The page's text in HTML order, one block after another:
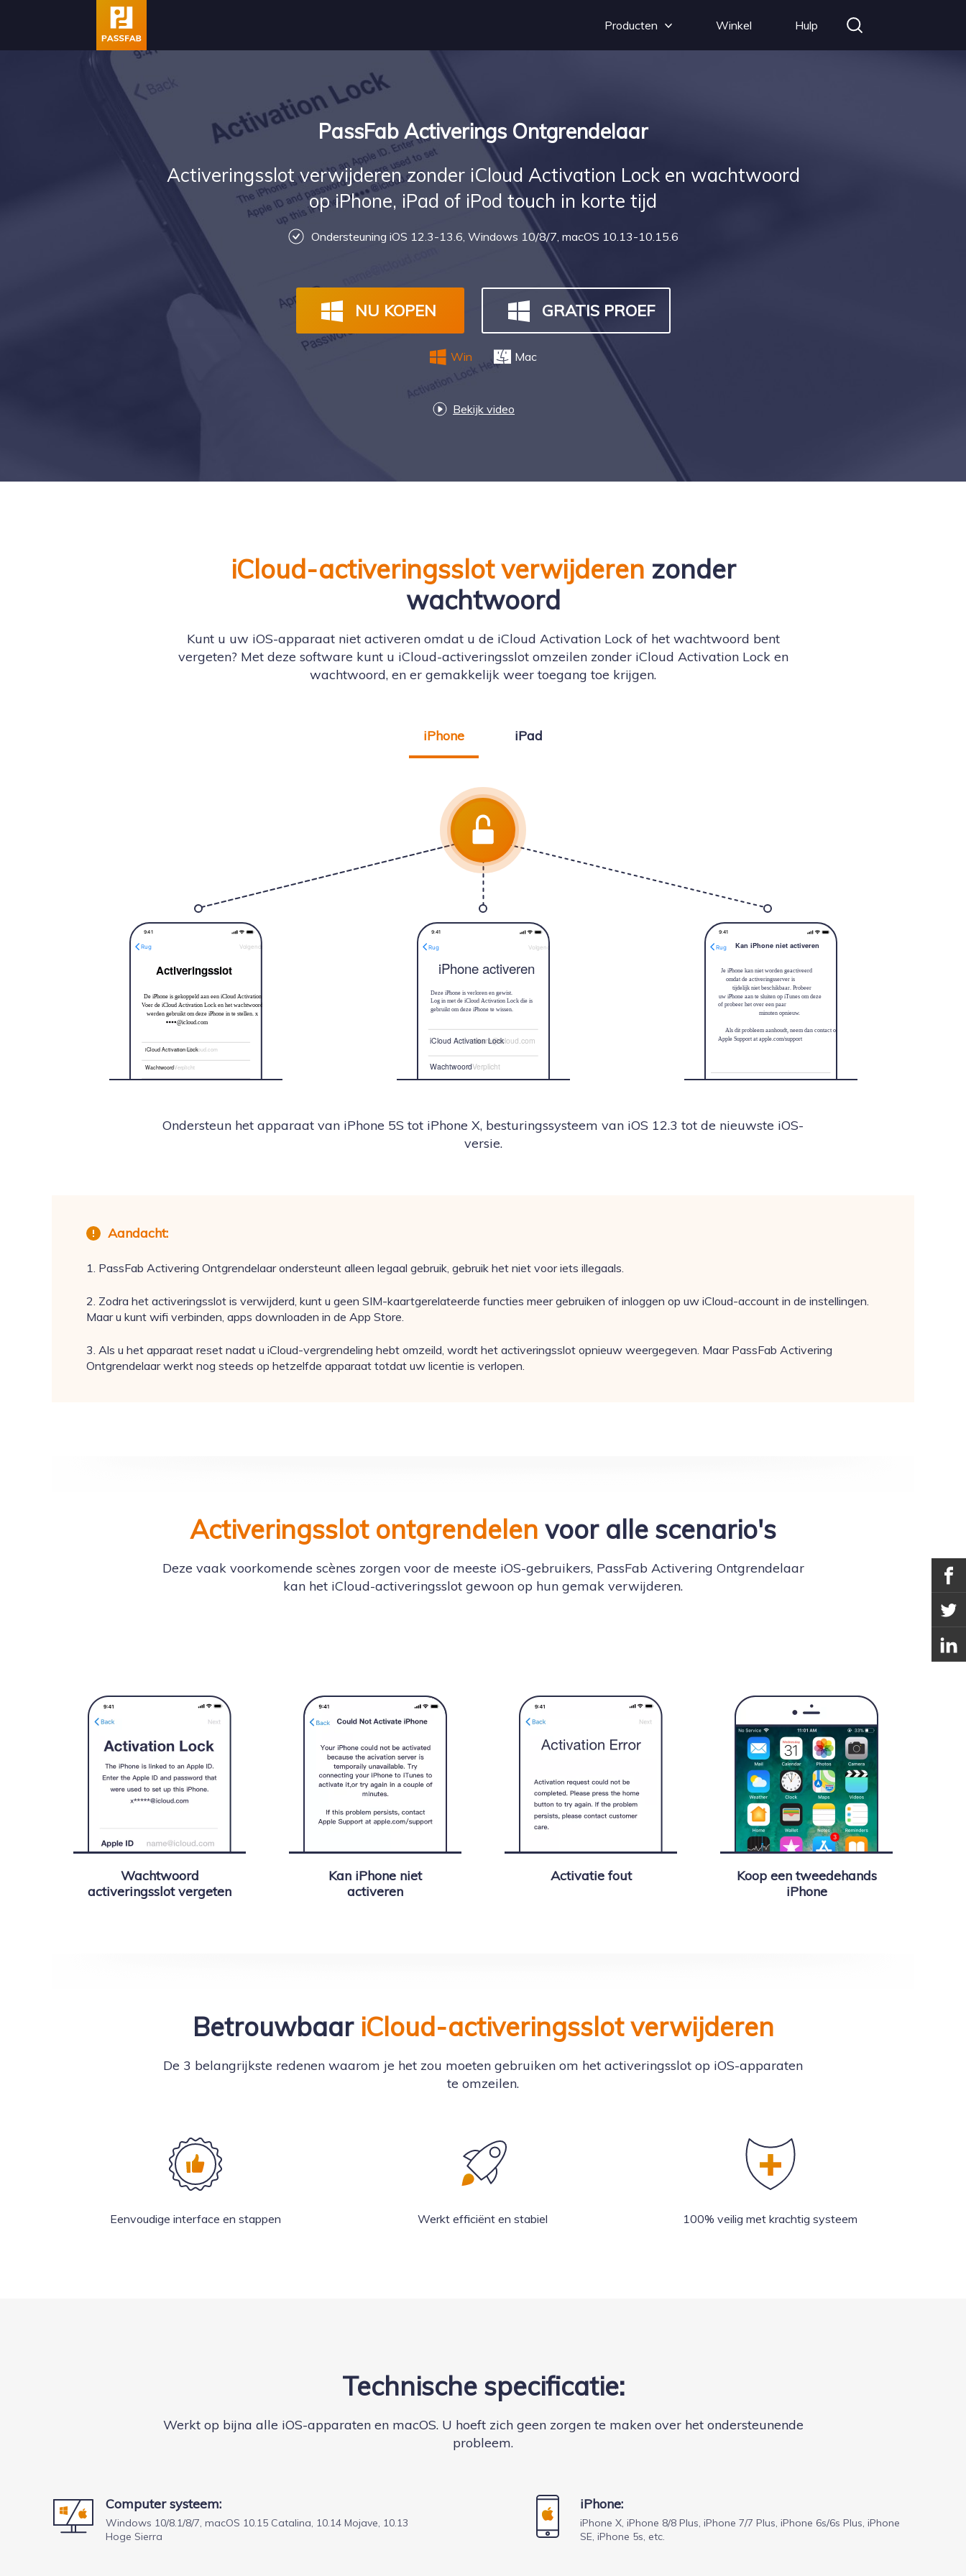
Producten Winkel Hulp
PassFab Activerings Ontgrendelaar
Activeringsslot verwijderen zonder iCloud Activation Lock en wachtwoord
op iPhone, iPad of iPod touch in korte tijd
Ondersteuning iOS 12.3-13.6, Windows 10/8/7, macOS 10.13-10.15.6
NU KOPEN GRATIS PROEF
Win Mac
Bekijk video
iCloud-activeringsslot verwijderen zonder
wachtwoord
Kunt u uw iOS-apparaat niet activeren omdat u de iCloud Activation Lock of het wachtwoord bent
vergeten? Met deze software kunt u iCloud-activeringsslot omzeilen zonder iCloud Activation Lock en
wachtwoord, en er gemakkelijk weer toegang toe krijgen.
iPhone iPad
9:41
Rug Volgende
Activeringsslot
De iPhone is gekoppeld aan een iCloud Activation Lock.
Voer de iCloud Activation Lock en het wachtwoord in dat:
werden gebruikt om deze iPhone in te stellen. x
@icloud.com
iCloud Activation Lock
naam@icloud.com
WachtwoordVerplicht
iPhone activeren
iCloud Activation Locknaam@icloud.com
WachtwoordVerplicht
Deze iPhone is verloren en gewist.
Log in met de iCloud Activation Lock die is
gebruikt om deze iPhone te wissen.
9:41
Rug Volgende Kan iPhone niet activeren
Je iPhone kan niet worden geactiveerd
omdat de activeringsserver is
tijdelijk niet beschikbaar. Probeer
uw iPhone aan te sluiten op iTunes om deze
of probeer het over een paar
minuten opnieuw.
Als dit probleem aanhoudt, neem dan contact op met
Apple Support at apple.com/support
9:41
Rug
Ondersteun het apparaat van iPhone 5S tot iPhone X, besturingssysteem van iOS 12.3 tot de nieuwste iOS-
versie.
Aandacht:
1. PassFab Activering Ontgrendelaar ondersteunt alleen legaal gebruik, gebruik het niet voor iets illegaals.
2. Zodra het activeringsslot is verwijderd, kunt u geen SIM-kaartgerelateerde functies meer gebruiken of inloggen op uw iCloud-account in de instellingen.
Maar u kunt wifi verbinden, apps downloaden in de App Store.
3. Als u het apparaat reset nadat u iCloud-vergrendeling hebt omzeild, wordt het activeringsslot opnieuw weergegeven. Maar PassFab Activering
Ontgrendelaar werkt nog steeds op hetzelfde apparaat totdat uw licentie is verlopen.
Activeringsslot ontgrendelen voor alle scenario's
Deze vaak voorkomende scènes zorgen voor de meeste iOS-gebruikers, PassFab Activering Ontgrendelaar
kan het iCloud-activeringsslot gewoon op hun gemak verwijderen.
Wachtwoord
activeringsslot vergeten
Kan iPhone niet
activeren
Activatie fout
Koop een tweedehands
iPhone
Betrouwbaar iCloud-activeringsslot verwijderen
De 3 belangrijkste redenen waarom je het zou moeten gebruiken om het activeringsslot op iOS-apparaten
te omzeilen.
Eenvoudige interface en stappen Werkt efficiënt en stabiel 100% veilig met krachtig systeem
Technische specificatie:
Werkt op bijna alle iOS-apparaten en macOS. U hoeft zich geen zorgen te maken over het ondersteunende
probleem.
Computer systeem:
Windows 10/8.1/8/7, macOS 10.15 Catalina, 10.14 Mojave, 10.13
Hoge Sierra
iPhone:
iPhone X, iPhone 8/8 Plus, iPhone 7/7 Plus, iPhone 6s/6s Plus, iPhone
SE, iPhone 5s, etc.